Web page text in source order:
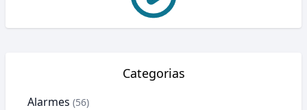
Categorias
Alarmes (56)